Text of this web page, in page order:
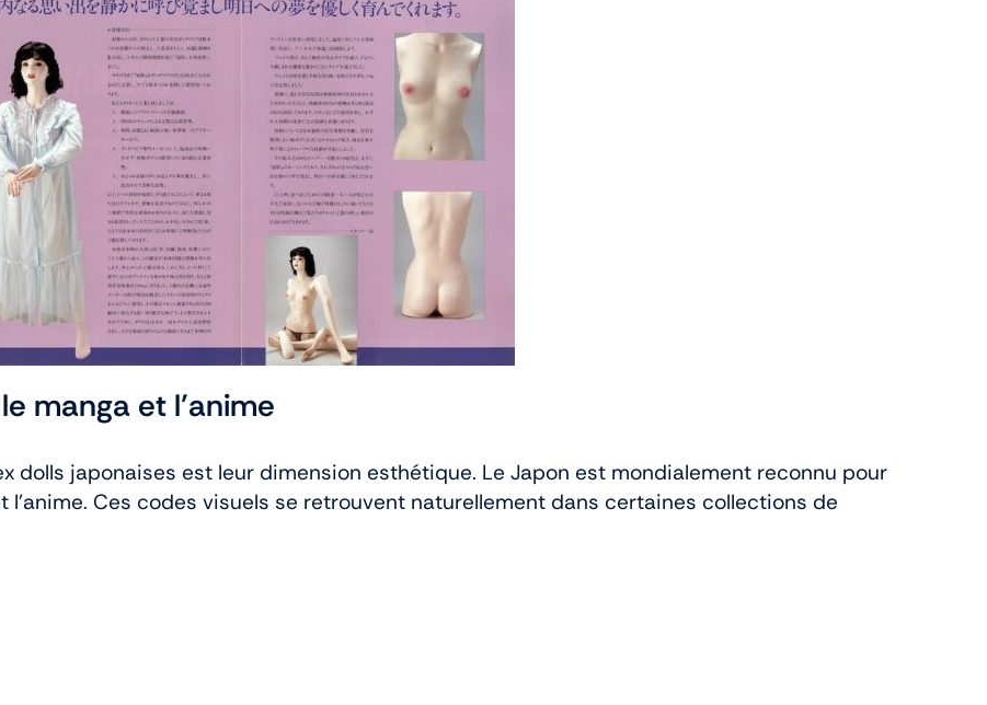
manga et l’anime
dolls japonaises est leur dimension esthétique. Le Japon est mondialement reconnu pour
Ces codes visuels se retrouvent naturellement dans certaines collections de